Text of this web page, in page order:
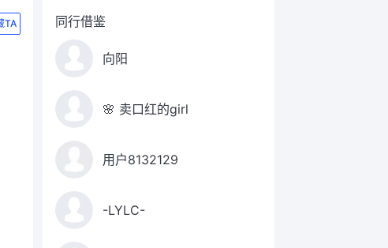
TA 同行借鉴
向阳
🌸 卖口红的girl
用户8132129
-LYLC-